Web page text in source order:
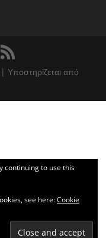
Υποστηρίζεται από
continuing to use this
see here:Cookie